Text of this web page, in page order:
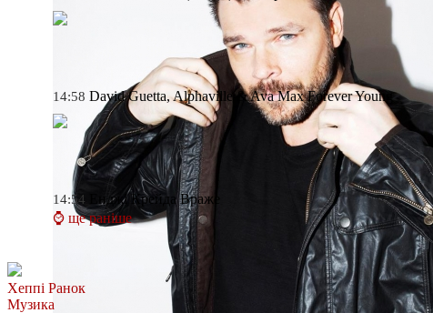
14:58 David Guetta, Alphaville & Ava Max Forever Young
14:54 Енджі Крейда Враже
⌚ ще раніше
Хеппі Ранок
Музика